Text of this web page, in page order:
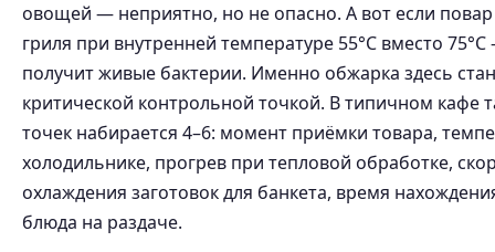
овощей — неприятно, но не опасно. А вот если повар
гриля при внутренней температуре 55°C вместо
получит живые бактерии. Именно обжарка здесь
критической контрольной точкой. В типичном кафе
точек набирается 4–6: момент приёмки товара,
холодильнике, прогрев при тепловой обработке,
охлаждения заготовок для банкета, время
блюда на раздаче.